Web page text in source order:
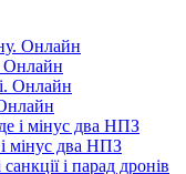
Онлайн
мінус два НПЗ